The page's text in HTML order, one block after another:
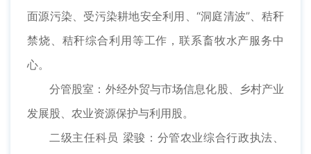
面源污染、受污染耕地安全利用、“洞庭清波”、秸秆
禁烧、秸秆综合利用等工作，联系畜牧水产服务中
心。
分管股室：外经外贸与市场信息化股、乡村产业
发展股、农业资源保护与利用股。
二级主任科员 梁骏：分管农业综合行政执法、